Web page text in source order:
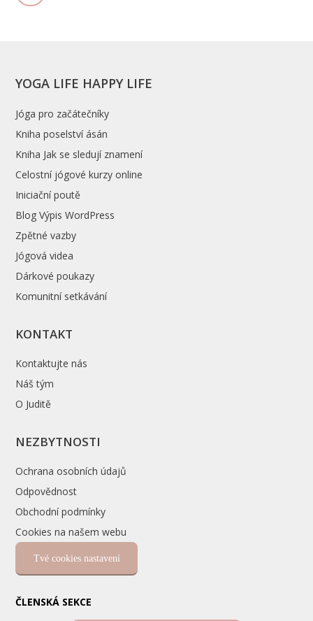
YOGA LIFE HAPPY LIFE
Jóga pro začátečníky
Kniha poselství ásán
Kniha Jak se sledují znamení
Celostní jógové kurzy online
Iniciační poutě
Blog Výpis WordPress
Zpětné vazby
Jógová videa
Dárkové poukazy
Komunitní setkávání
KONTAKT
Kontaktujte nás
Náš tým
O Juditě
NEZBYTNOSTI
Ochrana osobních údajů
Odpovědnost
Obchodní podmínky
Cookies na našem webu
Tvé cookies nastavení
ČLENSKÁ SEKCE